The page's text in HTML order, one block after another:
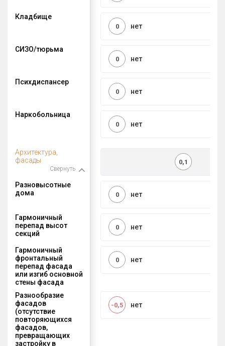
Кладбище
нет
0
СИЗО/тюрьма
нет
0
Психдиспансер
нет
0
Наркобольница
нет
0
Архитектура,
фасады
Свернуть
0,1
Разновысотные
дома
нет
0
Гармоничный
перепад высот
секций
нет
0
Гармоничный
фронтальный
перепад фасада
или изгиб основной
стены фасада
нет
0
Разнообразие
фасадов
(отсутствие
повторяющихся
фасадов,
превращающих
застройку в
нет
-0,5